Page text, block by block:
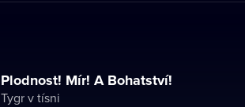
Plodnost! Mír! A Bohatství!
Tygr v tísni